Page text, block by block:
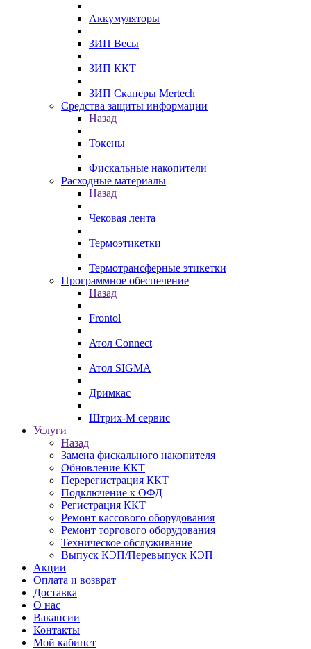
Аккумуляторы
ЗИП Весы
ЗИП ККТ
ЗИП Сканеры Mertech
Средства защиты информации
Назад
Токены
Фискальные накопители
Расходные материалы
Назад
Чековая лента
Термоэтикетки
Термотрансферные этикетки
Программное обеспечение
Назад
Frontol
Атол Connect
Атол SIGMA
Дримкас
Штрих-М сервис
Услуги
Назад
Замена фискального накопителя
Обновление ККТ
Перерегистрация ККТ
Подключение к ОФД
Регистрация ККТ
Ремонт кассового оборудования
Ремонт торгового оборудования
Техническое обслуживание
Выпуск КЭП/Перевыпуск КЭП
Акции
Оплата и возврат
Доставка
О нас
Вакансии
Контакты
Мой кабинет